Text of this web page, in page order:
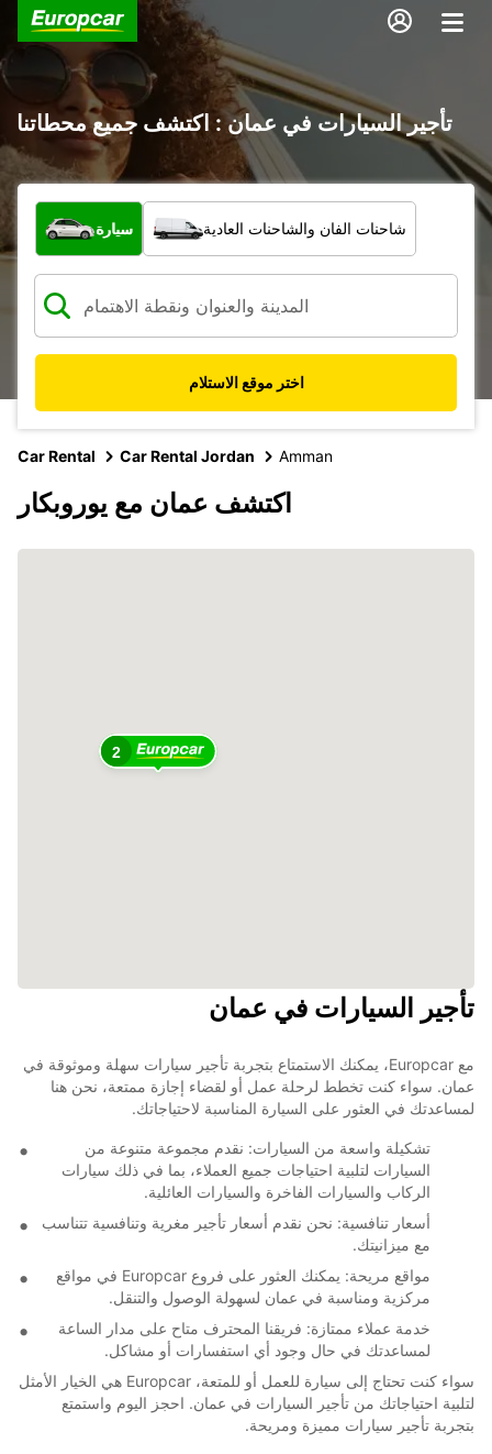
تأجير السيارات في عمان : اكتشف جميع محطاتنا
ما نوع المركبة؟
سيارة شاحنات الفان والشاحنات العادية
اختر موقع الاستلام
Car Rental Car Rental Jordan Amman
اكتشف عمان مع يوروبكار
2
تأجير السيارات في عمان
مع Europcar، يمكنك الاستمتاع بتجربة تأجير سيارات سهلة وموثوقة في
عمان. سواء كنت تخطط لرحلة عمل أو لقضاء إجازة ممتعة، نحن هنا
لمساعدتك في العثور على السيارة المناسبة لاحتياجاتك.
تشكيلة واسعة من السيارات: نقدم مجموعة متنوعة من
السيارات لتلبية احتياجات جميع العملاء، بما في ذلك سيارات
الركاب والسيارات الفاخرة والسيارات العائلية.
أسعار تنافسية: نحن نقدم أسعار تأجير مغرية وتنافسية تتناسب
مع ميزانيتك.
مواقع مريحة: يمكنك العثور على فروع Europcar في مواقع
مركزية ومناسبة في عمان لسهولة الوصول والتنقل.
خدمة عملاء ممتازة: فريقنا المحترف متاح على مدار الساعة
لمساعدتك في حال وجود أي استفسارات أو مشاكل.
سواء كنت تحتاج إلى سيارة للعمل أو للمتعة، Europcar هي الخيار الأمثل
لتلبية احتياجاتك من تأجير السيارات في عمان. احجز اليوم واستمتع
بتجربة تأجير سيارات مميزة ومريحة.